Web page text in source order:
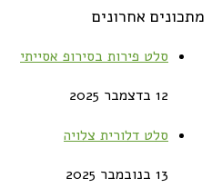
מתכונים אחרונים
סלט פירות בסירופ אסייתי
12 בדצמבר 2025
סלט דלורית צלויה
13 בנובמבר 2025